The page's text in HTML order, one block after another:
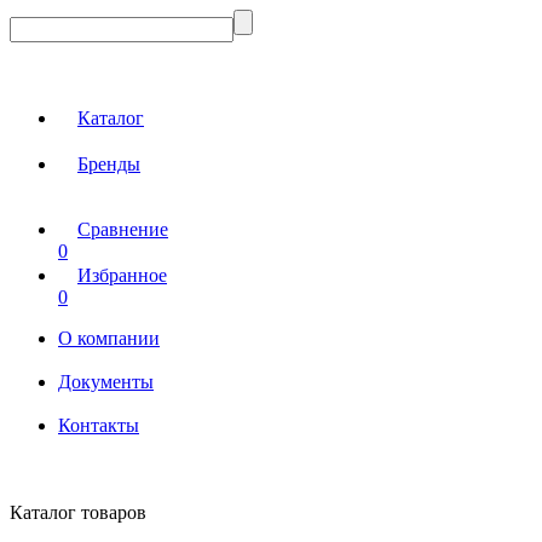
Каталог
Бренды
Сравнение
0
Избранное
0
О компании
Документы
Контакты
Каталог товаров